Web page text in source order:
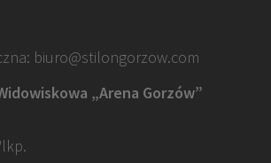
biuro@stilongorzow.com
„Arena Gorzów”